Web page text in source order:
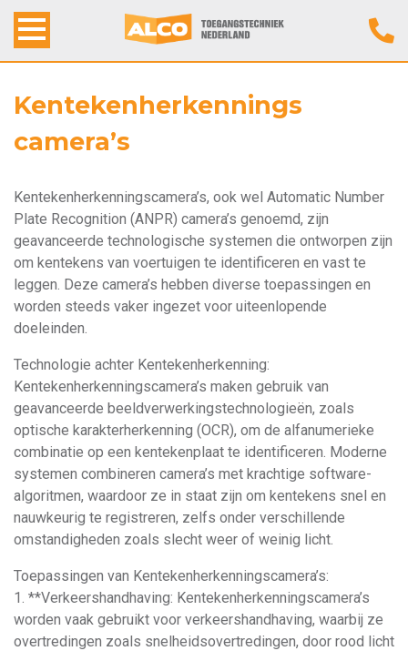
Alco Toegangstechniek
Producten
Werkwijze
Contact
Kentekenherkennings
camera’s
Kentekenherkenningscamera’s, ook wel Automatic Number
Plate Recognition (ANPR) camera’s genoemd, zijn
geavanceerde technologische systemen die ontworpen zijn
om kentekens van voertuigen te identificeren en vast te
leggen. Deze camera’s hebben diverse toepassingen en
worden steeds vaker ingezet voor uiteenlopende
doeleinden.
Technologie achter Kentekenherkenning:
Kentekenherkenningscamera’s maken gebruik van
geavanceerde beeldverwerkingstechnologieën, zoals
optische karakterherkenning (OCR), om de alfanumerieke
combinatie op een kentekenplaat te identificeren. Moderne
systemen combineren camera’s met krachtige software-
algoritmen, waardoor ze in staat zijn om kentekens snel en
nauwkeurig te registreren, zelfs onder verschillende
omstandigheden zoals slecht weer of weinig licht.
Toepassingen van Kentekenherkenningscamera’s:
1. **Verkeershandhaving: Kentekenherkenningscamera’s
worden vaak gebruikt voor verkeershandhaving, waarbij ze
overtredingen zoals snelheidsovertredingen, door rood licht